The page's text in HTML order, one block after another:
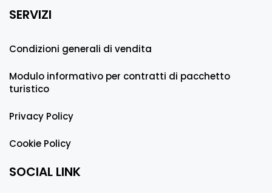
SERVIZI
Condizioni generali di vendita
Modulo informativo per contratti di pacchetto
turistico
Privacy Policy
Cookie Policy
SOCIAL LINK